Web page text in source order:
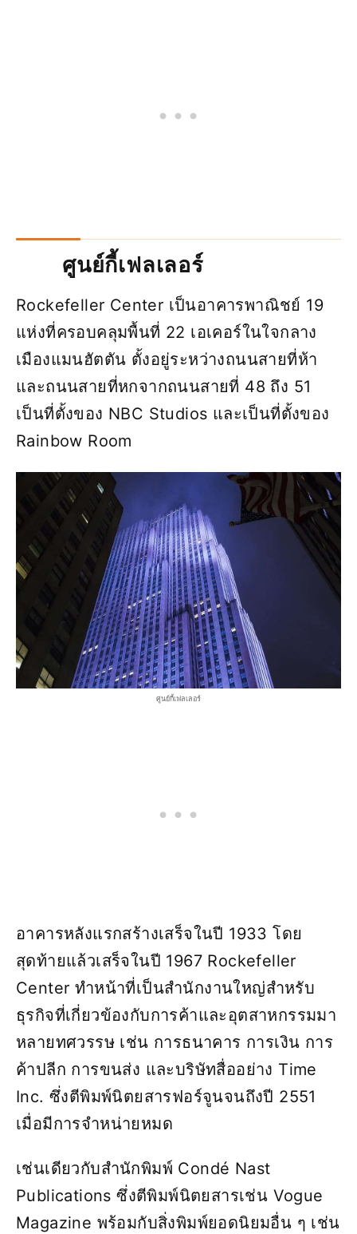
ศูนย์กี้เฟลเลอร์
Rockefeller Center เป็นอาคารพาณิชย์ 19
แห่งที่ครอบคลุมพื้นที่ 22 เอเคอร์ในใจกลาง
เมืองแมนฮัตตัน ตั้งอยู่ระหว่างถนนสายที่ห้า
และถนนสายที่หกจากถนนสายที่ 48 ถึง 51
เป็นที่ตั้งของ NBC Studios และเป็นที่ตั้งของ
Rainbow Room
ศูนย์กี้เฟลเลอร์
อาคารหลังแรกสร้างเสร็จในปี 1933 โดย
สุดท้ายแล้วเสร็จในปี 1967 Rockefeller
Center ทำหน้าที่เป็นสำนักงานใหญ่สำหรับ
ธุรกิจที่เกี่ยวข้องกับการค้าและอุตสาหกรรมมา
หลายทศวรรษ เช่น การธนาคาร การเงิน การ
ค้าปลีก การขนส่ง และบริษัทสื่ออย่าง Time
Inc. ซึ่งตีพิมพ์นิตยสารฟอร์จูนจนถึงปี 2551
เมื่อมีการจำหน่ายหมด
เช่นเดียวกับสำนักพิมพ์ Condé Nast
Publications ซึ่งตีพิมพ์นิตยสารเช่น Vogue
Magazine พร้อมกับสิ่งพิมพ์ยอดนิยมอื่น ๆ เช่น